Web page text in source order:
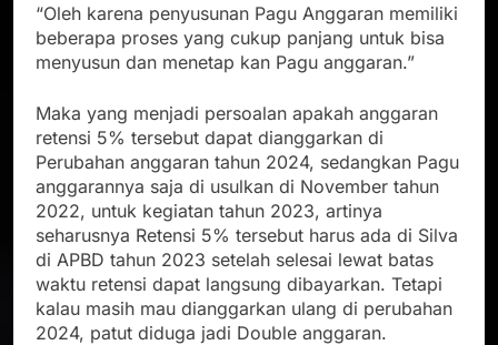
“Oleh karena penyusunan Pagu Anggaran memiliki
beberapa proses yang cukup panjang untuk bisa
menyusun dan menetap kan Pagu anggaran.”
Maka yang menjadi persoalan apakah anggaran
retensi 5% tersebut dapat dianggarkan di
Perubahan anggaran tahun 2024, sedangkan Pagu
anggarannya saja di usulkan di November tahun
2022, untuk kegiatan tahun 2023, artinya
seharusnya Retensi 5% tersebut harus ada di Silva
di APBD tahun 2023 setelah selesai lewat batas
waktu retensi dapat langsung dibayarkan. Tetapi
kalau masih mau dianggarkan ulang di perubahan
2024, patut diduga jadi Double anggaran.